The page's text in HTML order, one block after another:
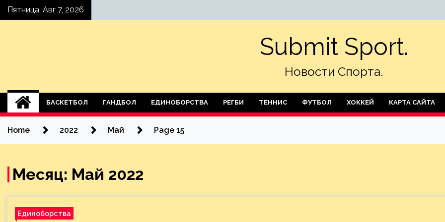
SkipПятница, Авг 7, 2026
Submit Sport.
Новости Спорта.
БАСКЕТБОЛ ГАНДБОЛ ЕДИНОБОРСТВА РЕГБИ ТЕННИС ФУТБОЛ ХОККЕЙ КАРТА САЙТА
Home 2022 Май Page 15
Месяц: Май 2022
Единоборства